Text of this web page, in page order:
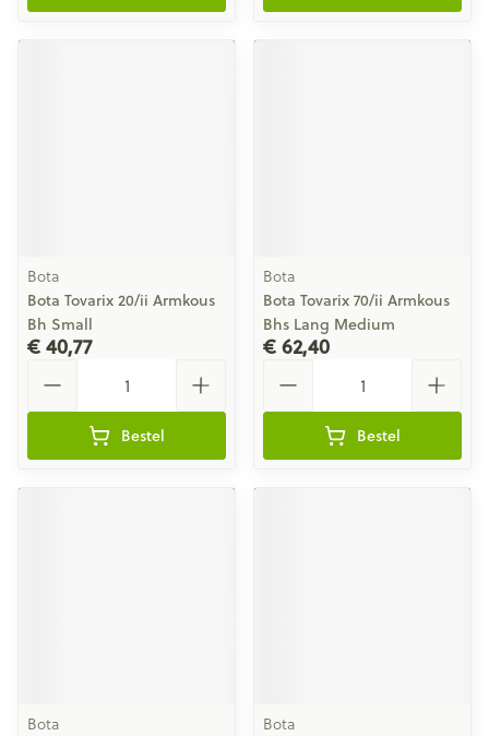
Bota
Bota Tovarix 20/ii Armkous
Bh Small
€ 40,77
Bestel
Bota
Bota Tovarix 70/ii Armkous
Bhs Lang Medium
€ 62,40
Bestel
Bota
Bota